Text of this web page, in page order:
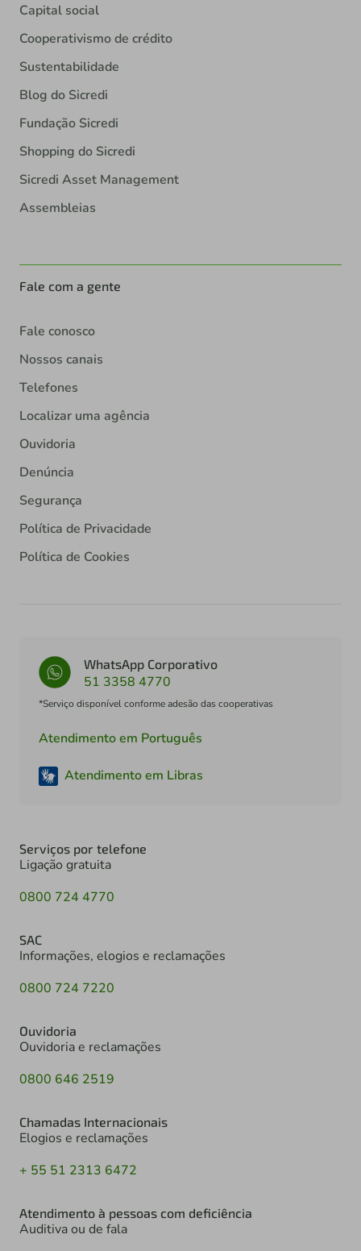
Capital social
Cooperativismo de crédito
Sustentabilidade
Blog do Sicredi
Fundação Sicredi
Shopping do Sicredi
Sicredi Asset Management
Assembleias
Fale com a gente
Fale conosco
Nossos canais
Telefones
Localizar uma agência
Ouvidoria
Denúncia
Segurança
Política de Privacidade
Política de Cookies
WhatsApp Corporativo
51 3358 4770
*Serviço disponível conforme adesão das cooperativas
Atendimento em Português
Atendimento em Libras
Serviços por telefone
Ligação gratuita
0800 724 4770
SAC
Informações, elogios e reclamações
0800 724 7220
Ouvidoria
Ouvidoria e reclamações
0800 646 2519
Chamadas Internacionais
Elogios e reclamações
+ 55 51 2313 6472
Atendimento à pessoas com deficiência
Auditiva ou de fala